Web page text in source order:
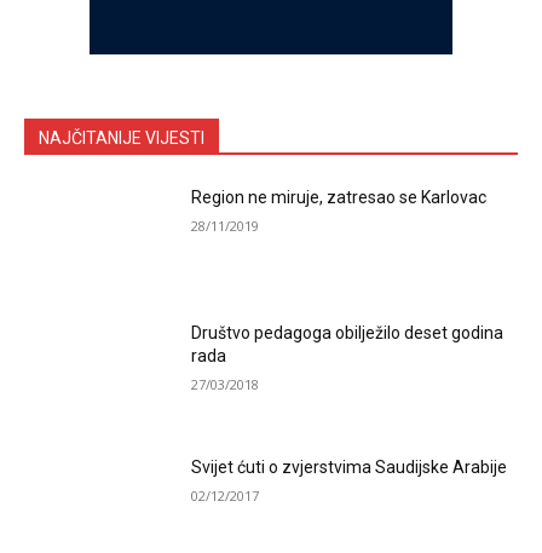
NAJČITANIJE VIJESTI
Region ne miruje, zatresao se Karlovac
28/11/2019
Društvo pedagoga obilježilo deset godina
rada
27/03/2018
Svijet ćuti o zvjerstvima Saudijske Arabije
02/12/2017